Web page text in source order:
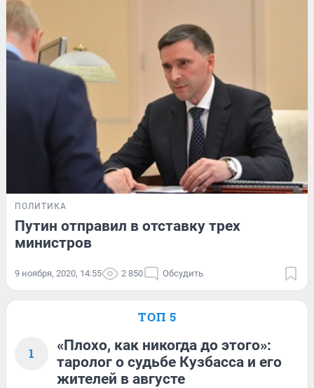
ПОЛИТИКА
Путин отправил в отставку трех
министров
9 ноября, 2020, 14:55 2 850 Обсудить
ТОП 5
1
«Плохо, как никогда до этого»:
таролог о судьбе Кузбасса и его
жителей в августе